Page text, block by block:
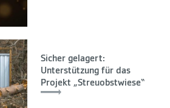
Sicher gelagert:
Unterstützung für das
Projekt „Streuobstwiese“